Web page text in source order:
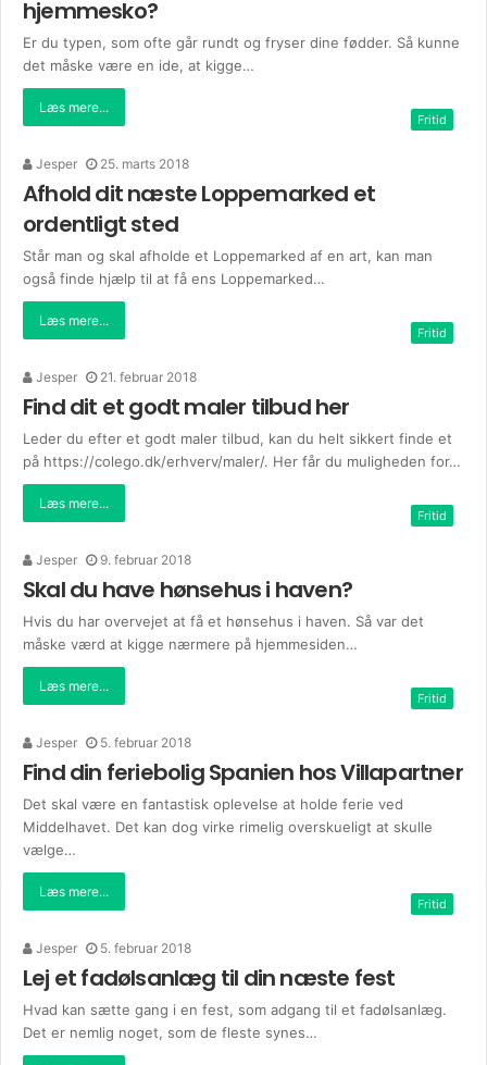
hjemmesko?
Er du typen, som ofte går rundt og fryser dine fødder. Så kunne
det måske være en ide, at kigge…
Læs mere...
Fritid
Jesper 25. marts 2018
Afhold dit næste Loppemarked et
ordentligt sted
Står man og skal afholde et Loppemarked af en art, kan man
også finde hjælp til at få ens Loppemarked…
Læs mere...
Fritid
Jesper 21. februar 2018
Find dit et godt maler tilbud her
Leder du efter et godt maler tilbud, kan du helt sikkert finde et
på https://colego.dk/erhverv/maler/. Her får du muligheden for…
Læs mere...
Fritid
Jesper 9. februar 2018
Skal du have hønsehus i haven?
Hvis du har overvejet at få et hønsehus i haven. Så var det
måske værd at kigge nærmere på hjemmesiden…
Læs mere...
Fritid
Jesper 5. februar 2018
Find din feriebolig Spanien hos Villapartner
Det skal være en fantastisk oplevelse at holde ferie ved
Middelhavet. Det kan dog virke rimelig overskueligt at skulle
vælge…
Læs mere...
Fritid
Jesper 5. februar 2018
Lej et fadølsanlæg til din næste fest
Hvad kan sætte gang i en fest, som adgang til et fadølsanlæg.
Det er nemlig noget, som de fleste synes…